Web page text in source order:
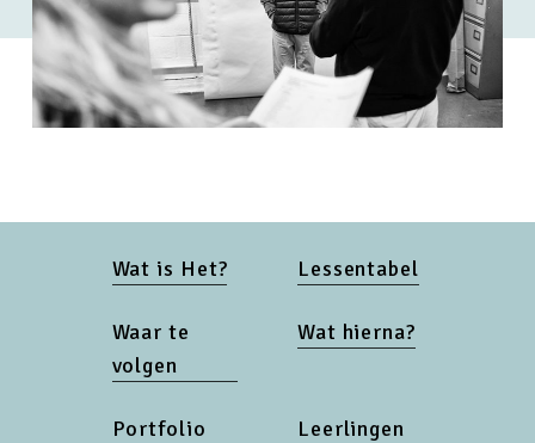
Wat is Het? Lessentabel
Waar te
volgen
Wat hierna?
Portfolio
Leerlingen